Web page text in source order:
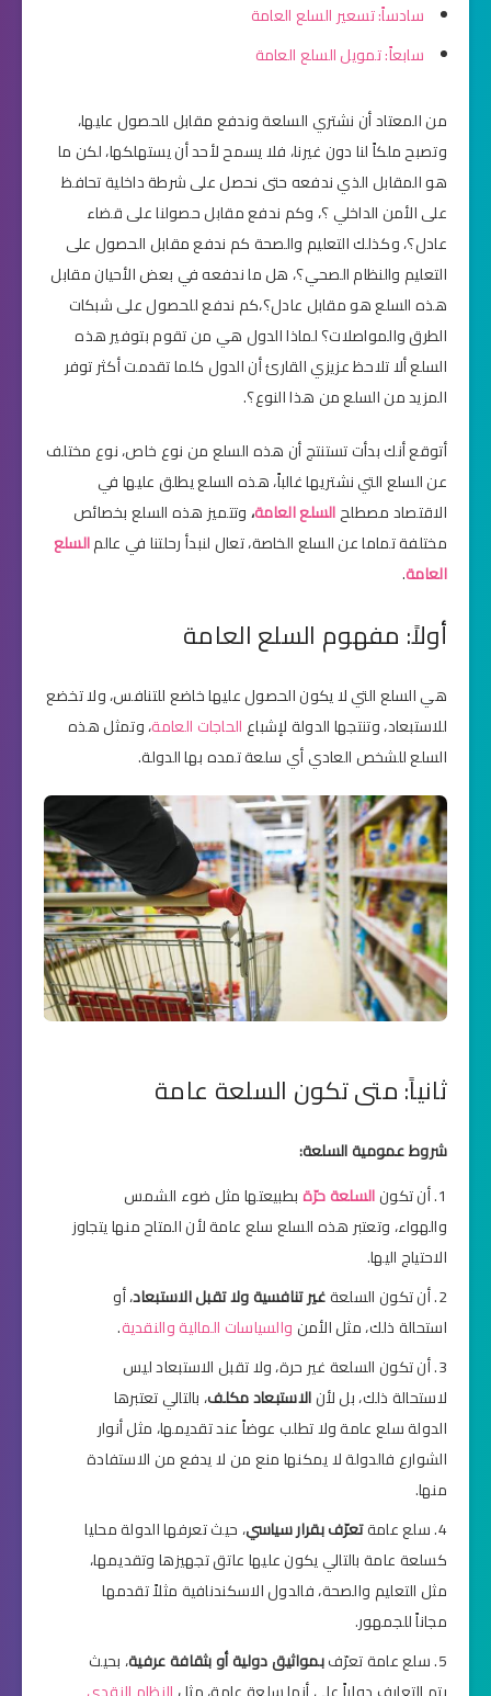
سادساً: تسعير السلع العامة
سابعاً: تمويل السلع العامة
من المعتاد أن نشتري السلعة وندفع مقابل للحصول عليها،
وتصبح ملكاً لنا دون غيرنا، فلا يسمح لأحد أن يستهلكها، لكن ما
هو المقابل الذي ندفعه حتى نحصل على شرطة داخلية تحافظ
على الأمن الداخلي ؟، وكم ندفع مقابل حصولنا على قضاء
عادل؟، وكذلك التعليم والصحة كم ندفع مقابل الحصول على
التعليم والنظام الصحي؟، هل ما ندفعه في بعض الأحيان مقابل
هذه السلع هو مقابل عادل؟،كم ندفع للحصول على شبكات
الطرق والمواصلات؟ لماذا الدول هي من تقوم بتوفير هذه
السلع ألا تلاحظ عزيزي القارئ أن الدول كلما تقدمت أكثر توفر
المزيد من السلع من هذا النوع؟.
أتوقع أنك بدأت تستنتج أن هذه السلع من نوع خاص، نوع مختلف
عن السلع التي نشتريها غالباً، هذه السلع يطلق عليها في
الاقتصاد مصطلحالسلع العامة،وتتميز هذه السلع بخصائص
مختلفة تماما عن السلع الخاصة، تعال لنبدأ رحلتنا في عالمالسلع
العامة.
أولاً: مفهوم السلع العامة
هي السلع التي لا يكون الحصول عليها خاضع للتنافس، ولا تخضع
للاستبعاد، وتنتجها الدولة لإشباع الحاجات العامة، وتمثل هذه
السلع للشخص العادي أي سلعة تمده بها الدولة.
ثانياً: متى تكون السلعة عامة
شروط عمومية السلعة:
أن تكونالسلعة حرّةبطبيعتها مثل ضوء الشمس
والهواء، وتعتبر هذه السلع سلع عامة لأن المتاح منها يتجاوز
الاحتياج اليها.
أن تكون السلعةغير تنافسية ولا تقبل الاستبعاد، أو
استحالة ذلك، مثل الأمن والسياسات المالية والنقدية.
أن تكون السلعة غير حرة، ولا تقبل الاستبعاد ليس
لاستحالة ذلك، بل لأنالاستبعاد مكلف، بالتالي تعتبرها
الدولة سلع عامة ولا تطلب عوضاً عند تقديمها، مثل أنوار
الشوارع فالدولة لا يمكنها منع من لا يدفع من الاستفادة
منها.
سلع عامةتعرّف بقرار سياسي، حيث تعرفها الدولة محليا
كسلعة عامة بالتالي يكون عليها عاتق تجهيزها وتقديمها،
مثل التعليم والصحة، فالدول الاسكندنافية مثلاً تقدمها
مجاناً للجمهور.
سلع عامة تعرّفبمواثيق دولية أو بثقافة عرفية، بحيث